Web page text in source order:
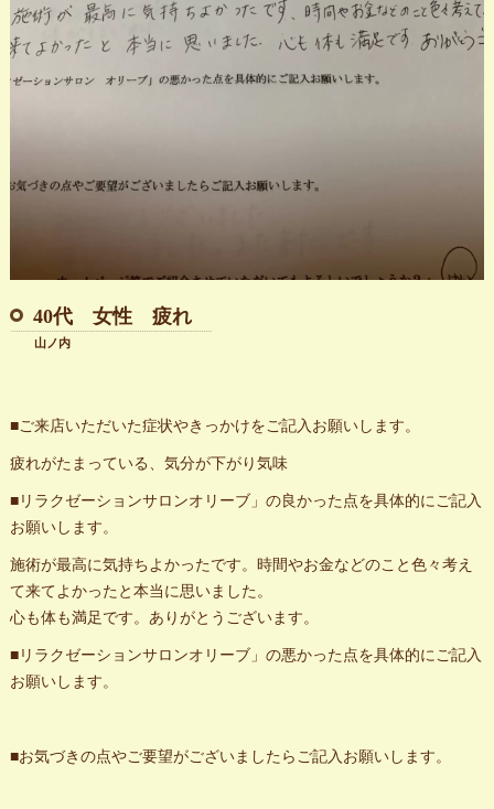
40代 女性 疲れ
山ノ内
■ご来店いただいた症状やきっかけをご記入お願いします。
疲れがたまっている、気分が下がり気味
■リラクゼーションサロンオリーブ」の良かった点を具体的にご記入
お願いします。
施術が最高に気持ちよかったです。時間やお金などのこと色々考え
て来てよかったと本当に思いました。
心も体も満足です。ありがとうございます。
■リラクゼーションサロンオリーブ」の悪かった点を具体的にご記入
お願いします。
■お気づきの点やご要望がございましたらご記入お願いします。